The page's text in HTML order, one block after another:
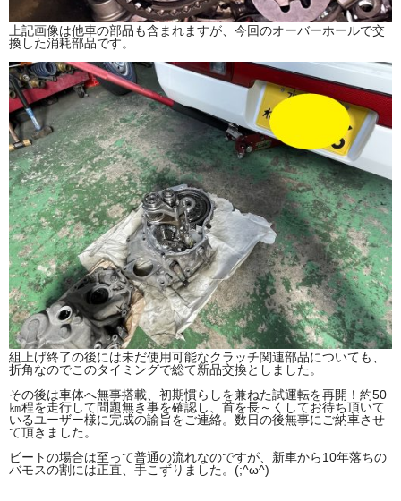
上記画像は他車の部品も含まれますが、今回のオーバーホールで交
換した消耗部品です。
組上げ終了の後には未だ使用可能なクラッチ関連部品についても、
折角なのでこのタイミングで総て新品交換としました。
その後は車体へ無事搭載、初期慣らしを兼ねた試運転を再開！約50
㎞程を走行して問題無き事を確認し、首を長～くしてお待ち頂いて
いるユーザー様に完成の諭旨をご連絡。数日の後無事にご納車させ
て頂きました。
ビートの場合は至って普通の流れなのですが、新車から10年落ちの
バモスの割には正直、手こずりました。(;^ω^)